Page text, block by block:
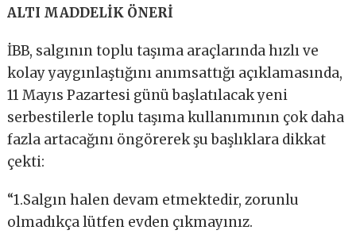
ALTI MADDELİK ÖNERİ
İBB, salgının toplu taşıma araçlarında hızlı ve
kolay yaygınlaştığını anımsattığı açıklamasında,
11 Mayıs Pazartesi günü başlatılacak yeni
serbestilerle toplu taşıma kullanımının çok daha
fazla artacağını öngörerek şu başlıklara dikkat
çekti:
“1.Salgın halen devam etmektedir, zorunlu
olmadıkça lütfen evden çıkmayınız.